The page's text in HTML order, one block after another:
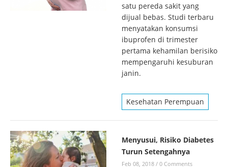
satu pereda sakit yang
dijual bebas. Studi terbaru
menyatakan konsumsi
ibuprofen di trimester
pertama kehamilan berisiko
mempengaruhi kesuburan
janin.
Kesehatan Perempuan
Menyusui, Risiko Diabetes
Turun Setengahnya
Feb 08, 2018 / 0 Comments